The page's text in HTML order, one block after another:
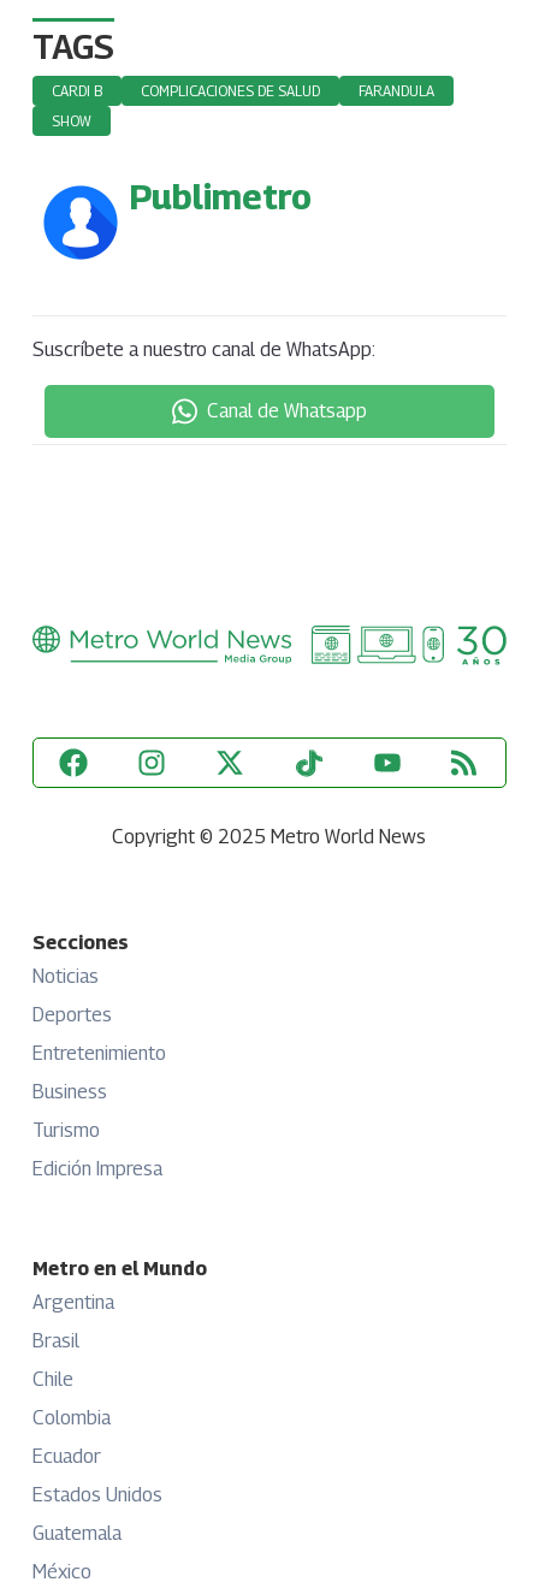
TAGS
CARDI B COMPLICACIONES DE SALUD
FARANDULA
SHOW
Publimetro
Suscríbete a nuestro canal de WhatsApp:
Canal de Whatsapp
Copyright © 2025 Metro World News
Secciones
Noticias
Deportes
Entretenimiento
Business
Turismo
Edición Impresa
Metro en el Mundo
Argentina
Brasil
Chile
Colombia
Ecuador
Estados Unidos
Guatemala
México